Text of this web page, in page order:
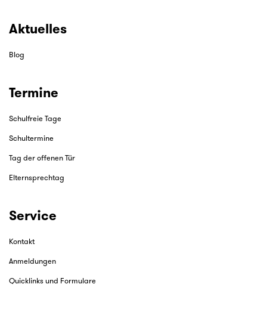
Aktuelles
Blog
Termine
Schulfreie Tage
Schultermine
Tag der offenen Tür
Elternsprechtag
Service
Kontakt
Anmeldungen
Quicklinks und Formulare